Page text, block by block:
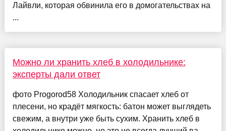
Лайвли, которая обвинила его в домогательствах на
...
Можно ли хранить хлеб в холодильнике:
эксперты дали ответ
фото Progorod58 Холодильник спасает хлеб от
плесени, но крадёт мягкость: батон может выглядеть
свежим, а внутри уже быть сухим. Хранить хлеб в